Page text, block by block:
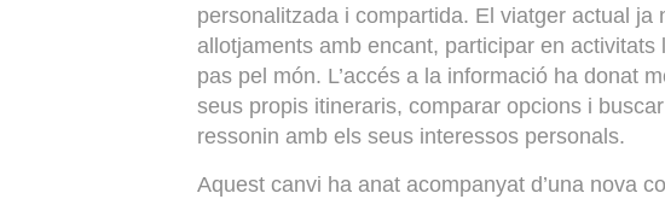
personalitzada i compartida. El viatger actual
allotjaments amb encant, participar en
pas pel món. L’accés a la informació ha donat
seus propis itineraris, comparar opcions i
ressonin amb els seus interessos personals.
Aquest canvi ha anat acompanyat d’una nova